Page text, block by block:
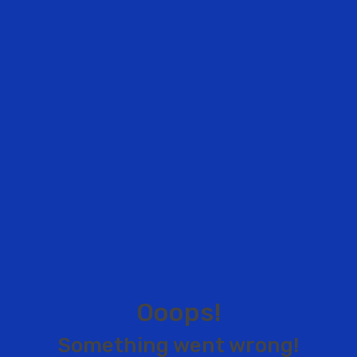
Ooops!
Something went wrong!